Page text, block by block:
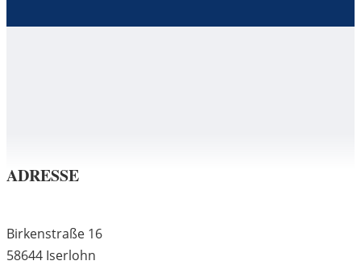
ADRESSE
Birkenstraße 16
58644 Iserlohn